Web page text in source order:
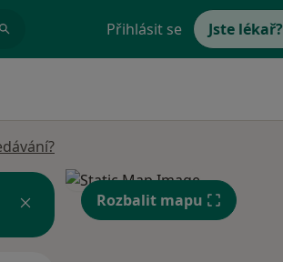
Přihlásit se Jste lékař?
Rozbalit mapu